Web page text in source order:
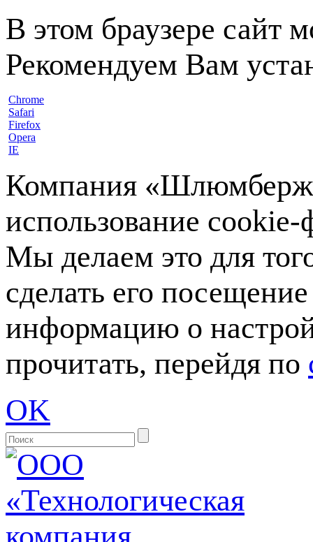
В этом браузере сайт
Рекомендуем Вам
Chrome
Safari
Firefox
Opera
IE
Компания
использование
Мы делаем это для
сделать его
информацию о
прочитать, перейдя по
OK